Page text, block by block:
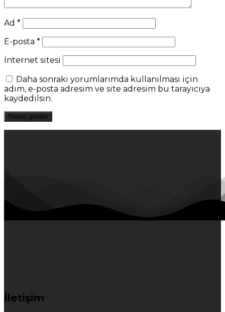
Ad *
E-posta *
İnternet sitesi
Daha sonraki yorumlarımda kullanılması için
adım, e-posta adresim ve site adresim bu tarayıcıya
kaydedilsin.
İletişim